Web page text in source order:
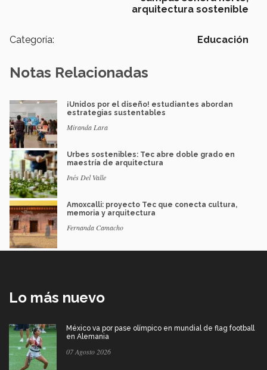
arquitectura sostenible
Categoría: Educación
Notas Relacionadas
¡Unidos por el diseño! estudiantes abordan
estrategias sustentables
Miranda Lara
Urbes sostenibles: Tec abre doble grado en
maestría de arquitectura
Inés Del Valle
Amoxcalli: proyecto Tec que conecta cultura,
memoria y arquitectura
Fernanda Camacho
Lo más nuevo
México va por pase olímpico en mundial de flag football
en Alemania
07 Agosto 2026